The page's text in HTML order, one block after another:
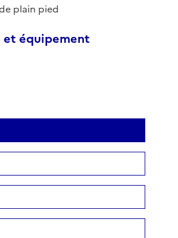
plain pied
et équipement